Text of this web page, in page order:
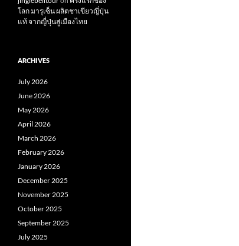
โลก มารุเซ็น ผลิตชาเขียวญี่ปุ่น
แท้ จากญี่ปุ่นสู่เมืองไทย
ARCHIVES
July 2026
June 2026
May 2026
April 2026
March 2026
February 2026
January 2026
December 2025
November 2025
October 2025
September 2025
July 2025